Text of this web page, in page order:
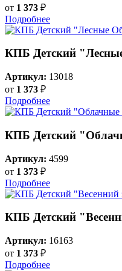
от 1 373 ₽
Подробнее
КПБ Детский
Артикул: 13018
от 1 373 ₽
Подробнее
КПБ Детский
Артикул: 4599
от 1 373 ₽
Подробнее
КПБ Детский
Артикул: 16163
от 1 373 ₽
Подробнее